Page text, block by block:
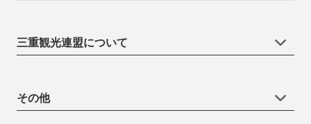
三重観光連盟について
その他